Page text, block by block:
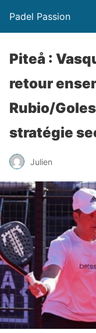
Padel Passion
Piteå :
retour
Rubio/
stratégie
Julien